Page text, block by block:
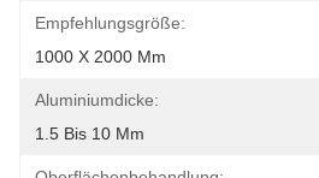
Empfehlungsgröße:
1000 X 2000 Mm
Aluminiumdicke:
1.5 Bis 10 Mm